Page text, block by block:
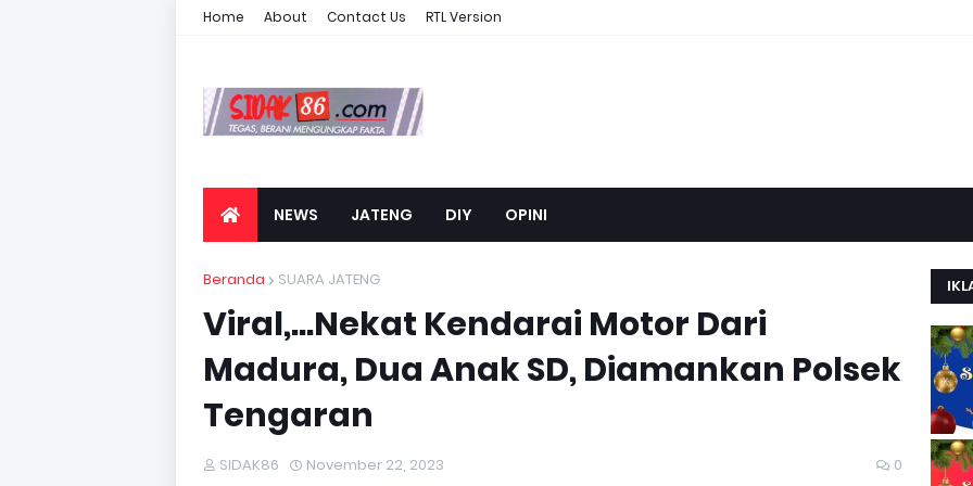
Home About Contact Us RTL Version
NEWS JATENG DIY OPINI
Beranda SUARA JATENG
Viral,...Nekat Kendarai Motor Dari
Madura, Dua Anak SD, Diamankan Polsek
Tengaran
SIDAK86 November 22, 2023 0